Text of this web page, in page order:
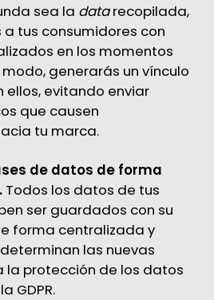
sea la datarecopilada,
tus consumidores con
en los momentos
generarás un vínculo
ellos, evitando enviar
que causen
tu marca.
de datos de forma
Todos los datos de tus
ser guardados con su
forma centralizada y
las nuevas
la protección de los datos
GDPR.